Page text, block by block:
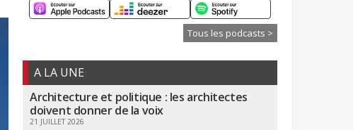
Tous les podcasts >
A LA UNE
Architecture et politique : les architectes
doivent donner de la voix
21 JUILLET 2026